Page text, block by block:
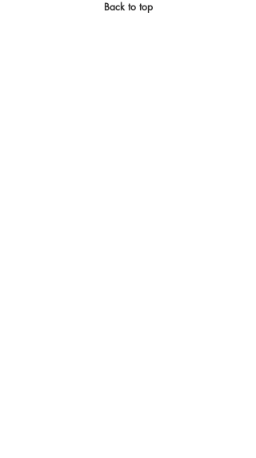
Back to top